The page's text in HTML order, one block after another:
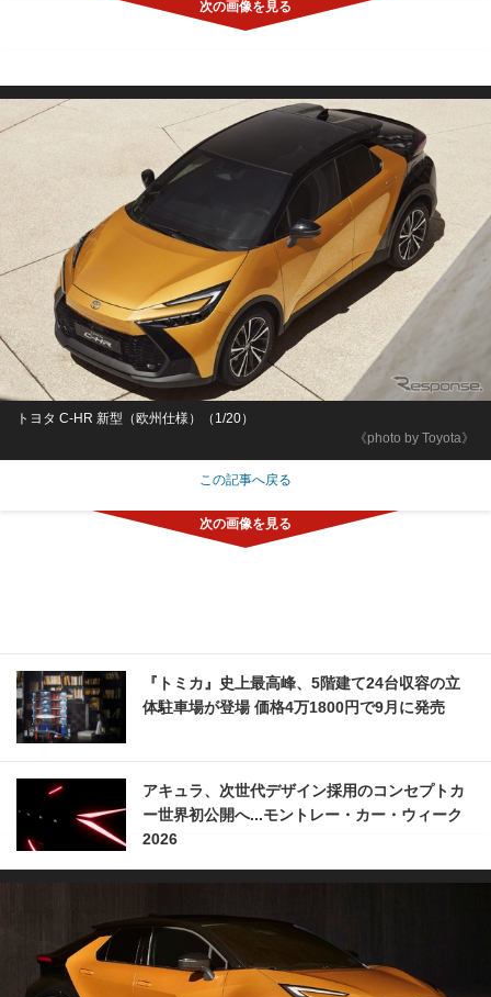
《photo by Toyota》
トヨタ C-HR 新型（欧州仕様）（1/20）
この記事へ戻る
『トミカ』史上最高峰、5階建て24台収容の立
体駐車場が登場 価格4万1800円で9月に発売
アキュラ、次世代デザイン採用のコンセプトカ
ー世界初公開へ...モントレー・カー・ウィーク
2026